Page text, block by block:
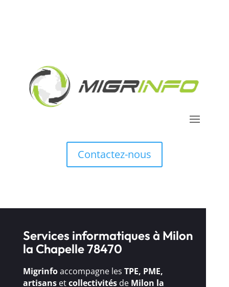
Contactez-nous
Services informatiques à Milon
la Chapelle 78470
Migrinfoaccompagne les TPE, PME,
artisansetcollectivitésde Milon la